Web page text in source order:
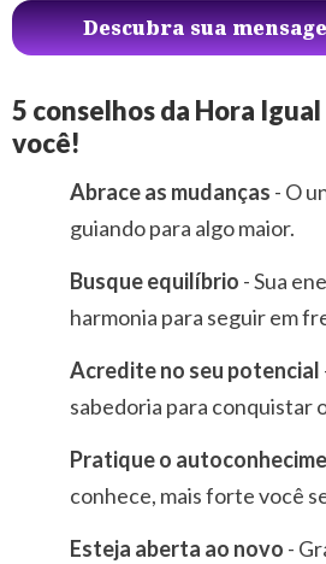
Descubra sua
5 conselhos da Hora
você!
Abrace as mudanças - O
guiando para algo maior.
Busque equilíbrio - Sua
harmonia para seguir em
Acredite no seu potencial
sabedoria para conquistar
Pratique o
conhece, mais forte você
Esteja aberta ao novo -